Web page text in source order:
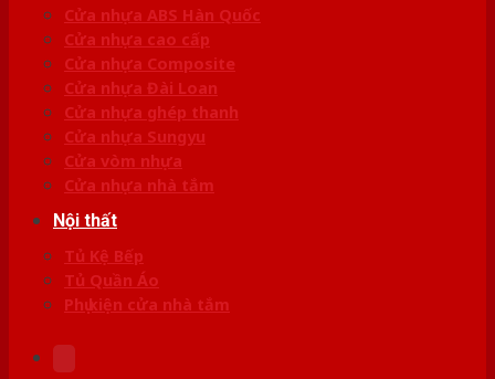
Cửa nhựa ABS Hàn Quốc
Cửa nhựa cao cấp
Cửa nhựa Composite
Cửa nhựa Đài Loan
Cửa nhựa ghép thanh
Cửa nhựa Sungyu
Cửa vòm nhựa
Cửa nhựa nhà tắm
Nội thất
Tủ Kệ Bếp
Tủ Quần Áo
Phụ kiện cửa nhà tắm